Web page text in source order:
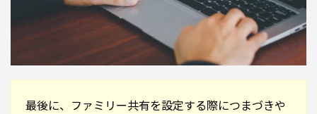
最後に、ファミリー共有を設定する際につまづきや